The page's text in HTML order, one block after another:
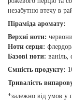
незабутню втечу в
Піраміда аромату:
Верхні ноти:
Ноти серця:
Базові ноти: ваніль,
Ємність продукту:
Тривалість
*залежно від умов у